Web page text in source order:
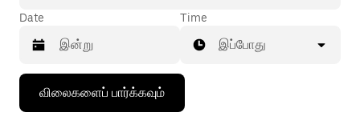
Date
கீழ்நோக்கிய
அம்புக்குறியை
அழுத்தி
Time
இப்போது
விலைகளைப் பார்க்கவும்